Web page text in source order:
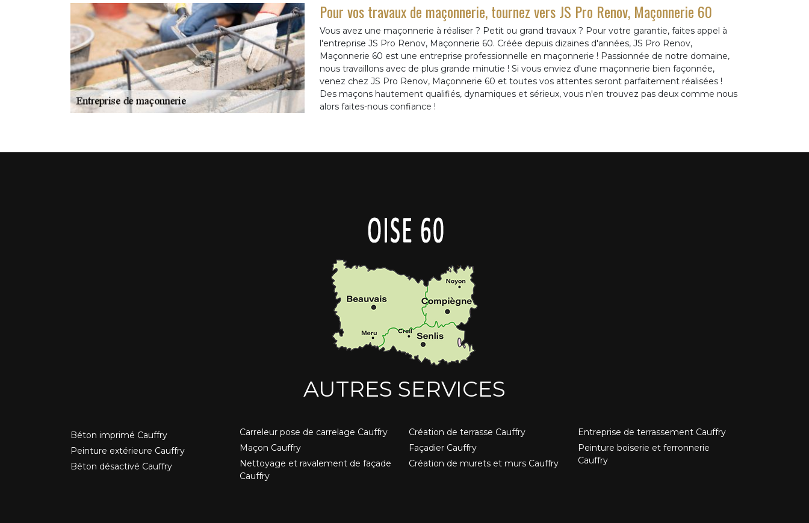
Pour vos travaux de maçonnerie, tournez vers JS Pro Renov, Maçonnerie 60
Vous avez une maçonnerie à réaliser ? Petit ou grand travaux ? Pour votre garantie, faites appel à
l'entreprise JS Pro Renov, Maçonnerie 60. Créée depuis dizaines d'années, JS Pro Renov,
Maçonnerie 60 est une entreprise professionnelle en maçonnerie ! Passionnée de notre domaine,
nous travaillons avec de plus grande minutie ! Si vous enviez d'une maçonnerie bien façonnée,
venez chez JS Pro Renov, Maçonnerie 60 et toutes vos attentes seront parfaitement réalisées !
Des maçons hautement qualifiés, dynamiques et sérieux, vous n'en trouvez pas deux comme nous
alors faites-nous confiance !
AUTRES SERVICES
Béton imprimé Cauffry
Peinture extérieure Cauffry
Béton désactivé Cauffry
Carreleur pose de carrelage Cauffry
Maçon Cauffry
Nettoyage et ravalement de façade
Cauffry
Création de terrasse Cauffry
Façadier Cauffry
Création de murets et murs Cauffry
Entreprise de terrassement Cauffry
Peinture boiserie et ferronnerie
Cauffry